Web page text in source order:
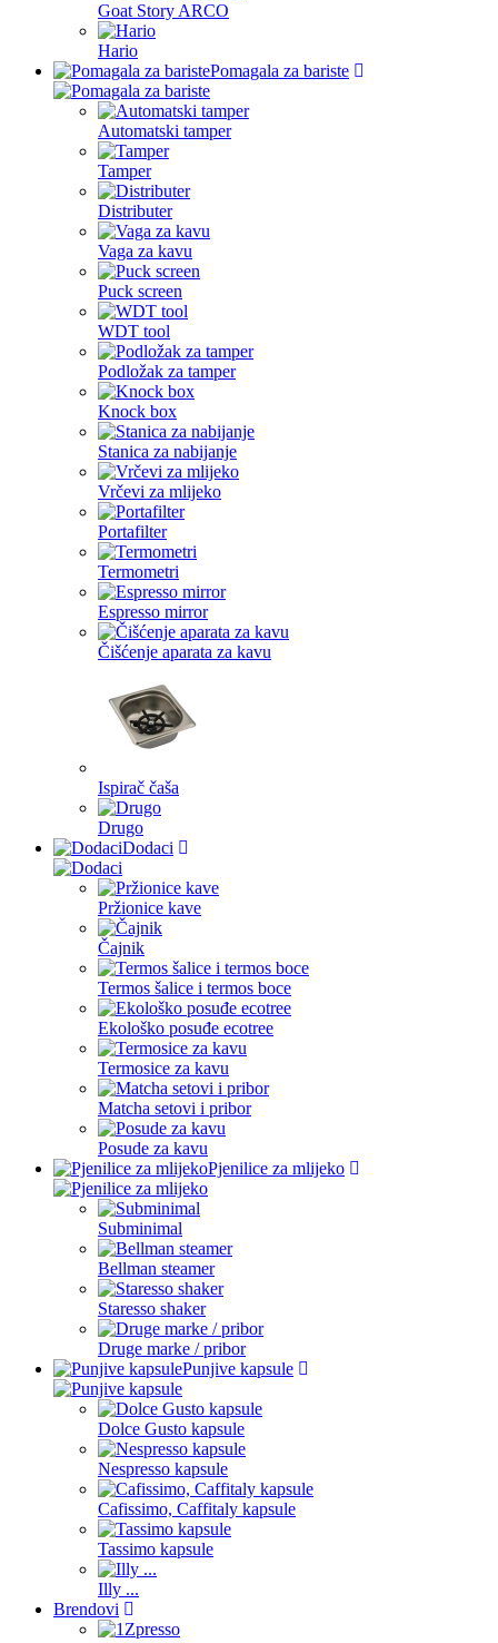
Goat Story ARCO
Hario
Pomagala za bariste
Automatski tamper
Tamper
Distributer
Vaga za kavu
Puck screen
WDT tool
Podložak za tamper
Knock box
Stanica za nabijanje
Vrčevi za mlijeko
Portafilter
Termometri
Espresso mirror
Čišćenje aparata za kavu
Ispirač čaša
Drugo
Dodaci
Pržionice kave
Čajnik
Termos šalice i termos boce
Ekološko posuđe ecotree
Termosice za kavu
Matcha setovi i pribor
Posude za kavu
Pjenilice za mlijeko
Subminimal
Bellman steamer
Staresso shaker
Druge marke / pribor
Punjive kapsule
Dolce Gusto kapsule
Nespresso kapsule
Cafissimo, Caffitaly kapsule
Tassimo kapsule
Illy ...
Brendovi